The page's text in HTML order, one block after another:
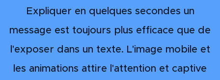
Expliquer en quelques secondes un
message est toujours plus efficace que de
l'exposer dans un texte. L'image mobile et
les animations attire l'attention et captive